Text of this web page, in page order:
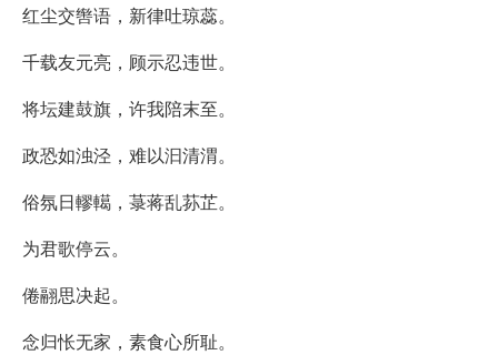
红尘交辔语，新律吐琼蕊。
千载友元亮，顾示忍违世。
将坛建鼓旗，许我陪末至。
政恐如浊泾，难以汩清渭。
俗氛日轇轕，菉蒋乱荪芷。
为君歌停云。
倦翮思决起。
念归怅无家，素食心所耻。